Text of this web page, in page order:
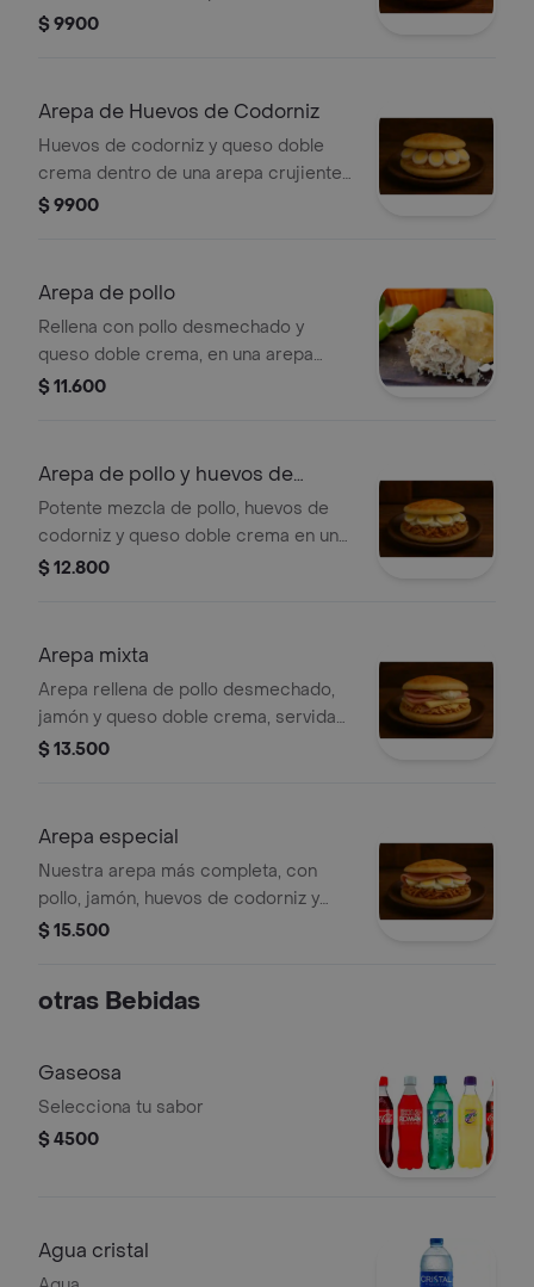
plancha.
$ 9900
Arepa de Huevos de Codorniz
Huevos de codorniz y queso doble
crema dentro de una arepa crujiente,
recién asada.
$ 9900
Arepa de pollo
Rellena con pollo desmechado y
queso doble crema, en una arepa
asada al punto.
$ 11.600
Arepa de pollo y huevos de
codorniz
Potente mezcla de pollo, huevos de
codorniz y queso doble crema en una
arepa asada a la plancha.
$ 12.800
Arepa mixta
Arepa rellena de pollo desmechado,
jamón y queso doble crema, servida
dorada y crocante.
$ 13.500
Arepa especial
Nuestra arepa más completa, con
pollo, jamón, huevos de codorniz y
mucho queso doble crema, todo en
$ 15.500
otras Bebidas
Gaseosa
Selecciona tu sabor
$ 4500
Agua cristal